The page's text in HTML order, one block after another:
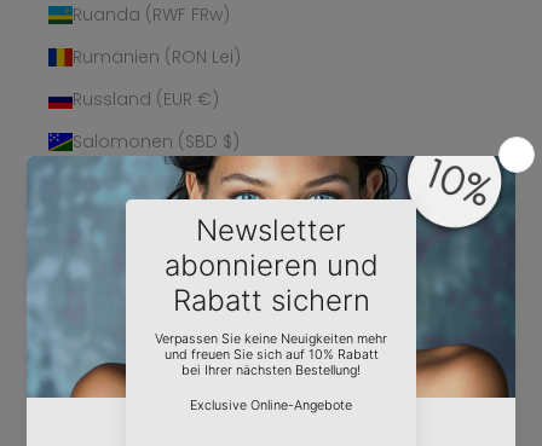
Ruanda (RWF FRw)
Rumänien (RON Lei)
Russland (EUR €)
Salomonen (SBD $)
Sambia (EUR €)
Samoa (WST T)
San Marino (EUR €)
São Tomé und
Príncipe (STD Db)
Saudi-Arabien (SAR